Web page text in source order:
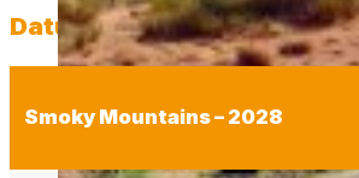
Datum & Priser
Smoky Mountains – 2028